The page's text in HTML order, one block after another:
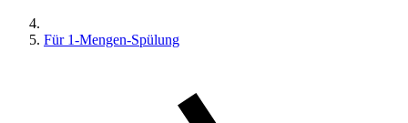
Für 1-Mengen-Spülung